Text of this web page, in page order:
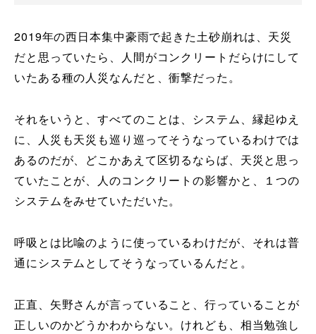
2019年の西日本集中豪雨で起きた土砂崩れは、天災
だと思っていたら、人間がコンクリートだらけにして
いたある種の人災なんだと、衝撃だった。
それをいうと、すべてのことは、システム、縁起ゆえ
に、人災も天災も巡り巡ってそうなっているわけでは
あるのだが、どこかあえて区切るならば、天災と思っ
ていたことが、人のコンクリートの影響かと、１つの
システムをみせていただいた。
呼吸とは比喩のように使っているわけだが、それは普
通にシステムとしてそうなっているんだと。
正直、矢野さんが言っていること、行っていることが
正しいのかどうかわからない。けれども、相当勉強し